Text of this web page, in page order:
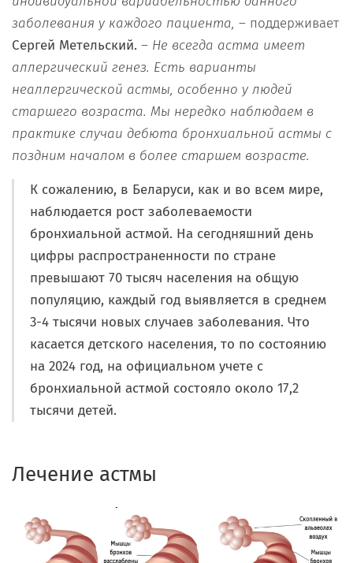
заболевания у каждого пациента, – поддерживает
Сергей Метельский. – Не всегда астма имеет
аллергический генез. Есть варианты
неаллергической астмы, особенно у людей
старшего возраста. Мы нередко наблюдаем в
практике случаи дебюта бронхиальной астмы с
поздним началом в более старшем возрасте.
К сожалению, в Беларуси, как и во всем мире,
наблюдается рост заболеваемости
бронхиальной астмой. На сегодняшний день
цифры распространенности по стране
превышают 70 тысяч населения на общую
популяцию, каждый год выявляется в среднем
3-4 тысячи новых случаев заболевания. Что
касается детского населения, то по состоянию
на 2024 год, на официальном учете с
бронхиальной астмой состояло около 17,2
тысячи детей.
Лечение астмы